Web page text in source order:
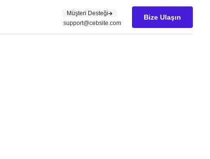
Müşteri Desteği
support@cebsite.com
Bize Ulaşın